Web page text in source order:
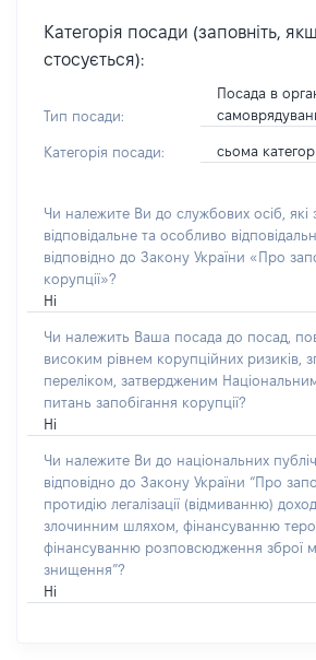
Категорія посади (заповніть,
стосується):
Тип посади:
Посада в
Категорія посади: сьома
Чи належите Ви до службових осіб, які
відповідальне та особливо
відповідно до Закону України «Про
корупції»?
Ні
Чи належить Ваша посада до посад,
високим рівнем корупційних ризиків,
переліком, затвердженим
питань запобігання корупції?
Ні
Чи належите Ви до національних
відповідно до Закону України “Про
протидію легалізації (відмиванню)
злочинним шляхом, фінансуванню
фінансуванню розповсюдження зброї
знищення”?
Ні